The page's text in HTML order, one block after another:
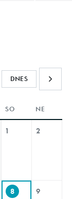
DNES
SO NE
1 2
8 9